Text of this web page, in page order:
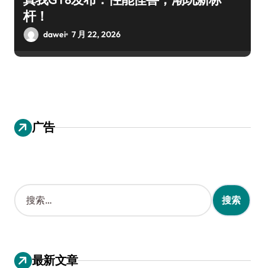
杆！
dawei 7 月 22, 2026
广告
搜
索
：
最新文章